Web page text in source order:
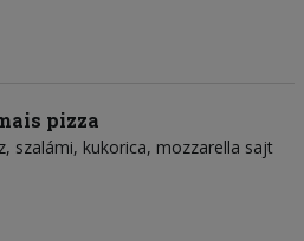
pizza
szalámi kukorica mozzarella sajt